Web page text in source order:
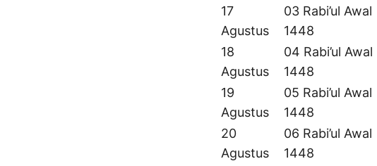
17
Agustus
03 Rabi’ul Awal
1448
18
Agustus
04 Rabi’ul Awal
1448
19
Agustus
05 Rabi’ul Awal
1448
20
Agustus
06 Rabi’ul Awal
1448